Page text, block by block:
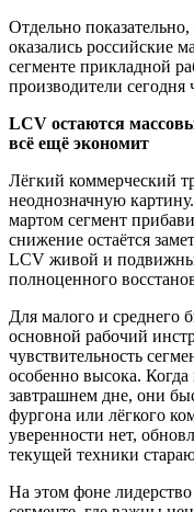
Отдельно
оказались российские
сегменте прикладной
производители сегодня
LCV остаются
всё ещё экономит
Лёгкий коммерческий
неоднозначную
мартом сегмент
снижение остаётся
LCV живой и
полноценного
Для малого и среднего
основной рабочий
чувствительность
особенно высока.
завтрашнем дне, они
фургона или лёгкого
уверенности нет,
текущей техники
На этом фоне